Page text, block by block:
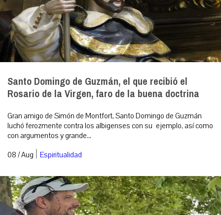
Santo Domingo de Guzmán, el que recibió el
Rosario de la Virgen, faro de la buena doctrina
Gran amigo de Simón de Montfort, Santo Domingo de Guzmán
luchó ferozmente contra los albigenses con su ejemplo, así como
con argumentos y grande...
08 / Aug | Espiritualidad